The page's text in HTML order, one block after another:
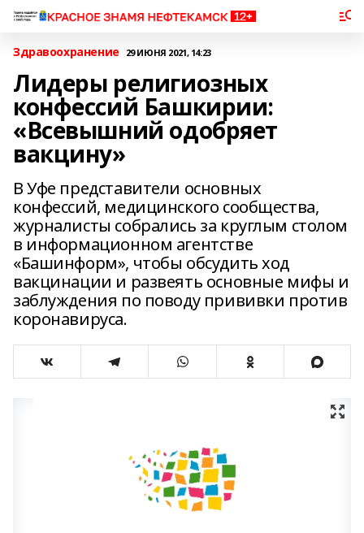
Здравоохранение 29 ИЮНЯ 2021, 14:23
Лидеры религиозных
конфессий Башкирии:
«Всевышний одобряет
вакцину»
В Уфе представители основных
конфессий, медицинского сообщества,
журналисты собрались за круглым столом
в информационном агентстве
«Башинформ», чтобы обсудить ход
вакцинации и развеять основные мифы и
заблуждения по поводу прививки против
коронавируса.